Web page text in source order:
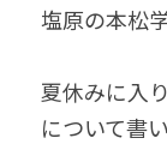
塩原の本松
夏休みに入
について書